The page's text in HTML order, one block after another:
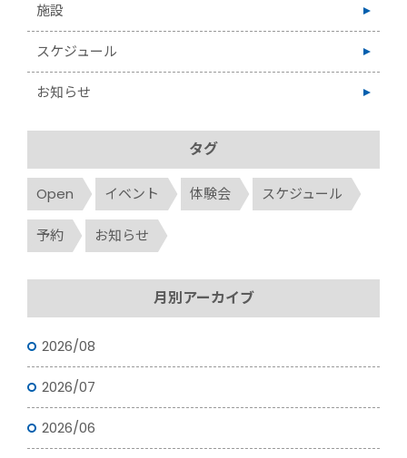
施設
スケジュール
お知らせ
タグ
Open イベント 体験会 スケジュール
予約 お知らせ
月別アーカイブ
2026/08
2026/07
2026/06